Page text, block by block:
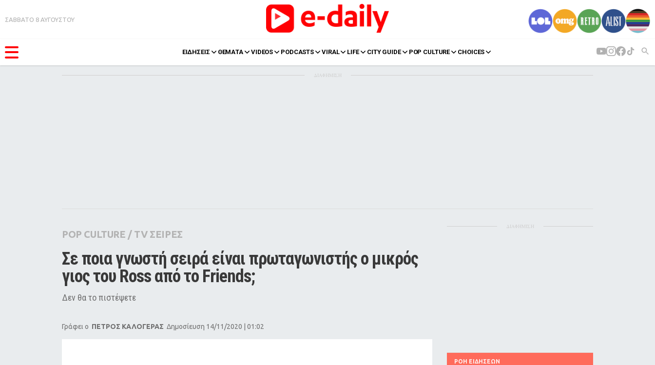
ΣΑΒΒΑΤΟ 8 ΑΥΓΟΥΣΤΟΥ
ΕΙΔΗΣΕΙΣ ΘΕΜΑΤΑ VIDEOS PODCASTS VIRAL LIFE CITY GUIDE POP CULTURE CHOICES
Pop Culture
Agenda
ΔΙΑΦΗΜΙΣΗ
POP CULTURE / TV ΣΕΙΡΕΣ
Σε ποια γνωστή σειρά είναι πρωταγωνιστής ο μικρός
γιος του Ross από το Friends;
Δεν θα το πιστέψετε
Γράφει ο ΠΕΤΡΟΣ ΚΑΛΟΓΕΡΑΣ Δημοσίευση 14/11/2020 | 01:02
ΔΙΑΦΗΜΙΣΗ
ΡΟΗ ΕΙΔΗΣΕΩΝ